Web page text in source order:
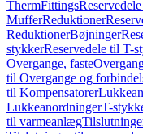
ThermFittings
MufferReduktioner
ReduktionerBøjninger
stykkerReservedele til T-
Overgange, faste
til Overgange og
til Kompensatorer
LukkeanordningerT-
til varmeanlæg